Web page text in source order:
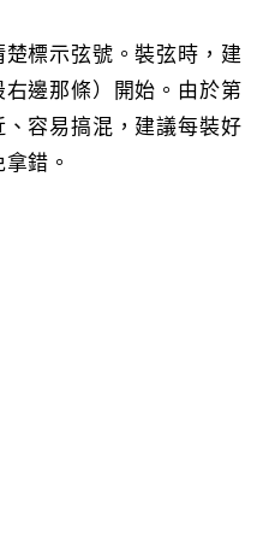
標示弦號。裝弦時，建
邊那條）開始。由於第
容易搞混，建議每裝好
錯。